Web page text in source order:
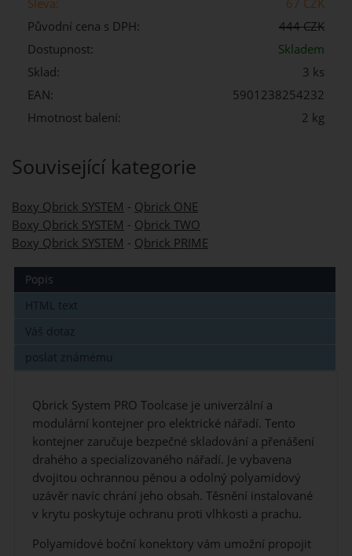
Sleva:
67 CZK
Původní cena s DPH:
444 CZK
Dostupnost:
Skladem
Sklad:
3 ks
EAN:
5901238254232
Hmotnost balení:
2 kg
Související kategorie
Boxy Qbrick SYSTEM - Qbrick ONE
Boxy Qbrick SYSTEM - Qbrick TWO
Boxy Qbrick SYSTEM - Qbrick PRIME
Popis
HTML text
Váš dotaz
poslat známému
Qbrick System PRO Toolcase je univerzální a
modulární kontejner pro elektrické nářadí. Tento
kontejner zaručuje bezpečné skladování a přenášení
drahého a specializovaného nářadí. Je vybavena
dvojitou ochrannou pěnou a odolný polyamidový
uzávěr navíc chrání jeho obsah. Těsnění instalované
v krytu poskytuje ochranu proti vlhkosti a prachu.
Polyamidové boční konektory vám umožní propojit